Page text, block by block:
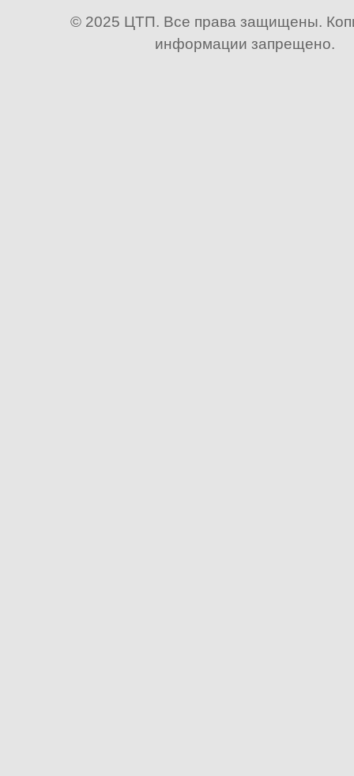
© 2025 ЦТП. Все права защищены.
информации запрещено.